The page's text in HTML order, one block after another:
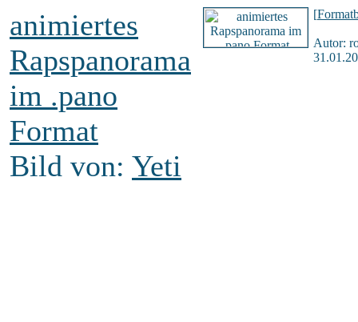
animiertes
Rapspanorama
im .pano
Format
Bild von: Yeti
[
Autor: